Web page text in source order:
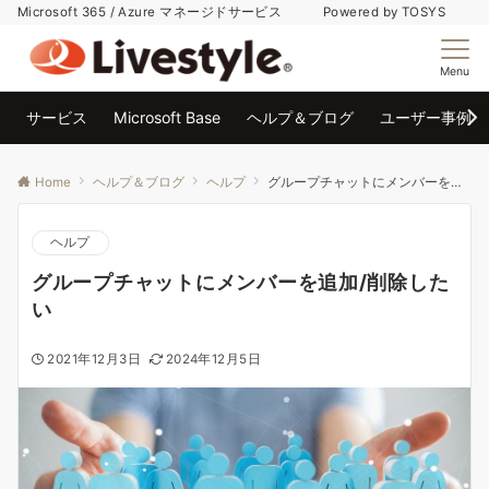
Microsoft 365 / Azure マネージドサービス Powered by TOSYS
Menu
サービス Microsoft Base ヘルプ＆ブログ ユーザー事例
Home ヘルプ＆ブログ ヘルプ グループチャットにメンバーを追加/削除したい
ヘルプ
グループチャットにメンバーを追加/削除した
い
2021年12月3日 2024年12月5日